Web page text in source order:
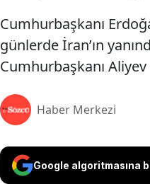
Cumhurbaşkanı
günlerde İran’ın
Cumhurbaşkanı
Haber Merkezi
Google algoritmasına